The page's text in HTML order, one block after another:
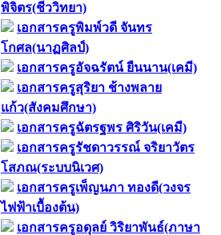
พิจิตร(ชีววิทยา)
เอกสารครูพิมพ์วดี จันทร
โกศล(นาฏศิลป์)
เอกสารครูอัจฉรัตน์ ยืนนาน(เคมี)
เอกสารครูสุริยา ช้างพลาย
แก้ว(สังคมศึกษา)
เอกสารครูฉัตรฐพร ศิริวัน(เคมี)
เอกสารครูรัชดาวรรณ์ จริยาวัตร
โสภณ(ระบบนิเวศ)
เอกสารครูเพ็ญนภา ทองดี(วงจร
ไฟฟ้าเบื้องต้น)
เอกสารครูอดุลย์ วิริยาพันธ์(ภาษา